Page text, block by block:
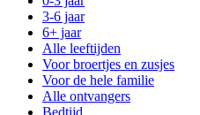
3-6 jaar
6+ jaar
Alle leeftijden
Voor broertjes en zusjes
Voor de hele familie
Alle ontvangers
Bedtijd